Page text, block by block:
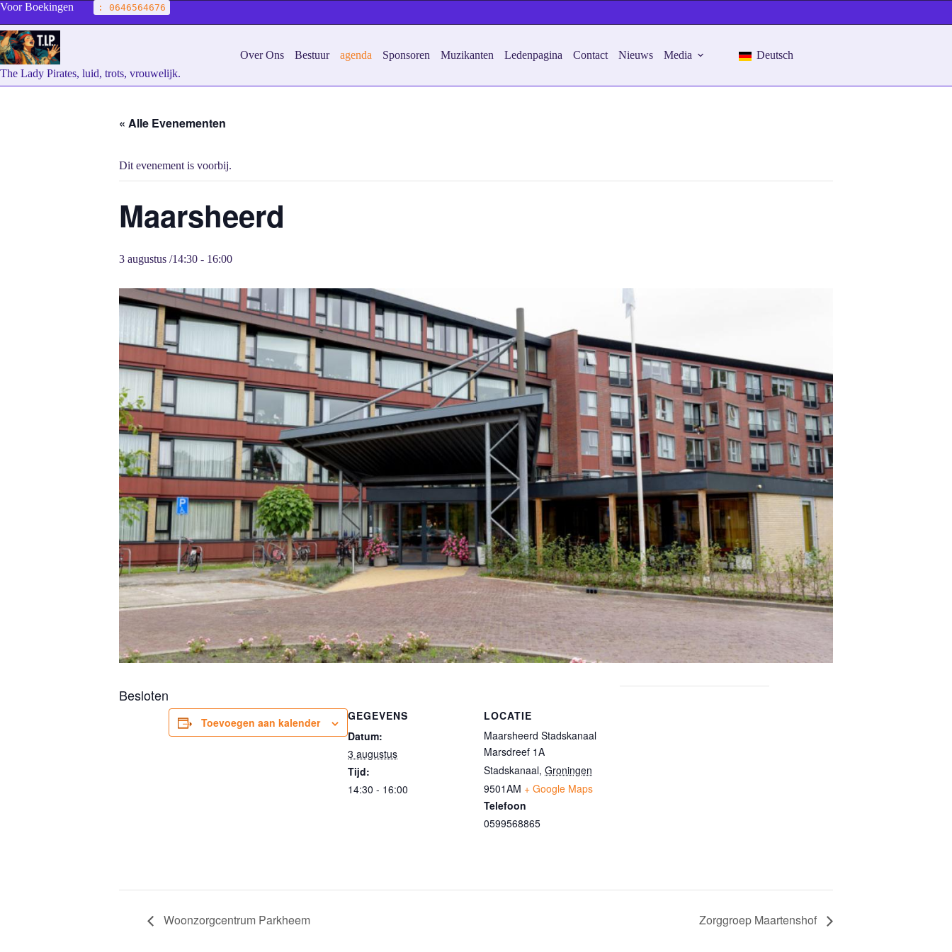
Voor Boekingen : 0646564676
The Lady Pirates, luid, trots, vrouwelijk.
Over Ons Bestuur agenda Sponsoren Muzikanten Ledenpagina Contact Nieuws Media Deutsch
« Alle Evenementen
Dit evenement is voorbij.
Maarsheerd
3 augustus /14:30 - 16:00
Besloten
Toevoegen aan kalender
GEGEVENS
Datum:
3 augustus
Tijd:
14:30 - 16:00
LOCATIE
Maarsheerd Stadskanaal
Marsdreef 1A
Stadskanaal, Groningen
9501AM + Google Maps
Telefoon
0599568865
Woonzorgcentrum Parkheem Zorggroep Maartenshof